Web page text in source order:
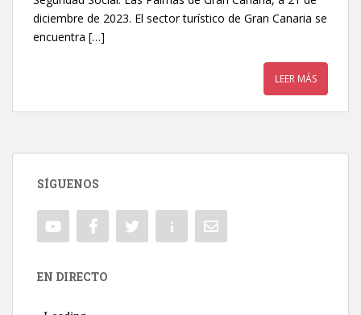
diciembre de 2023. El sector turístico de Gran Canaria se
encuentra […]
LEER MÁS
SÍGUENOS
EN DIRECTO